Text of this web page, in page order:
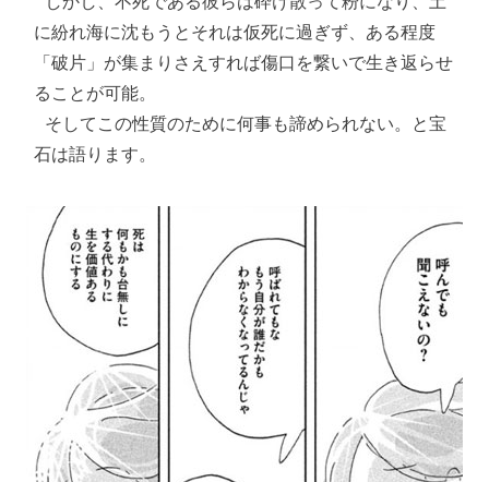
に紛れ海に沈もうとそれは仮死に過ぎず、ある程度
「破片」が集まりさえすれば傷口を繋いで生き返らせ
ることが可能。
石は語ります。